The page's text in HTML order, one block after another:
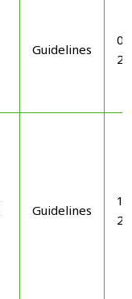
Guidelines
Guidelines